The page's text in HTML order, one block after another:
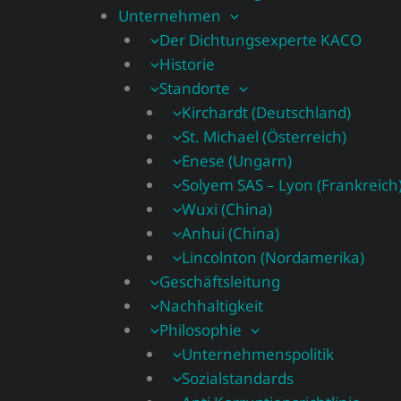
Unternehmen
Der Dichtungsexperte KACO
Historie
Standorte
Kirchardt (Deutschland)
St. Michael (Österreich)
Enese (Ungarn)
Solyem SAS – Lyon
Wuxi (China)
Anhui (China)
Lincolnton (Nordamerika)
Geschäftsleitung
Nachhaltigkeit
Philosophie
Unternehmenspolitik
Sozialstandards